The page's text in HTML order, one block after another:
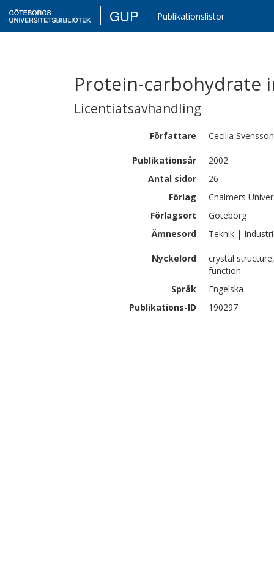
GUP Publikationslistor
Protein-carbohydrate
Licentiatsavhandling
Författare Cecilia Svensson
Publikationsår
2002
Antal sidor
26
Förlag
Chalmers
Förlagsort
Göteborg
Ämnesord
Teknik |
Nyckelord
crystal
function
Språk
Engelska
Publikations-ID
190297